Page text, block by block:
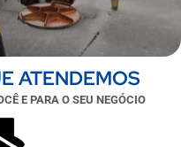
ATENDEMOS
E PARA O SEU NEGÓCIO